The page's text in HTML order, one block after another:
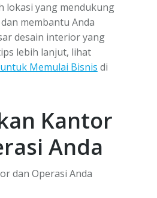
lokasi yang mendukung
membantu Anda
desain interior yang
lebih lanjut, lihat
Memulai Bisnis di
Kantor
Anda